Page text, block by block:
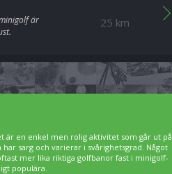
25 km
är
är en enkel men rolig aktivitet som går ut på
sarg och varierar i svårighetsgrad. Något
mer lika riktiga golfbanor fast i minigolf-
populära.